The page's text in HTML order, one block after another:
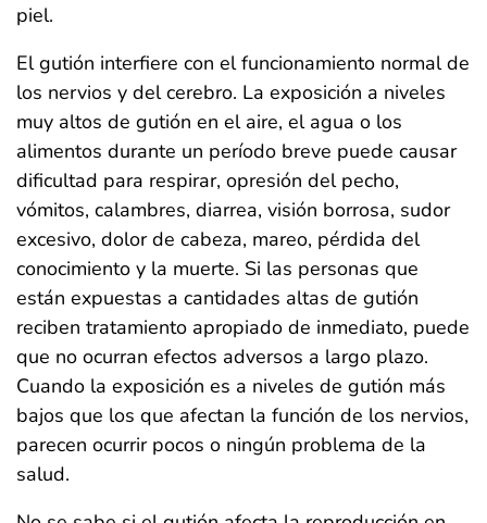
piel.
El gutión interfiere con el funcionamiento normal de
los nervios y del cerebro. La exposición a niveles
muy altos de gutión en el aire, el agua o los
alimentos durante un período breve puede causar
dificultad para respirar, opresión del pecho,
vómitos, calambres, diarrea, visión borrosa, sudor
excesivo, dolor de cabeza, mareo, pérdida del
conocimiento y la muerte. Si las personas que
están expuestas a cantidades altas de gutión
reciben tratamiento apropiado de inmediato, puede
que no ocurran efectos adversos a largo plazo.
Cuando la exposición es a niveles de gutión más
bajos que los que afectan la función de los nervios,
parecen ocurrir pocos o ningún problema de la
salud.